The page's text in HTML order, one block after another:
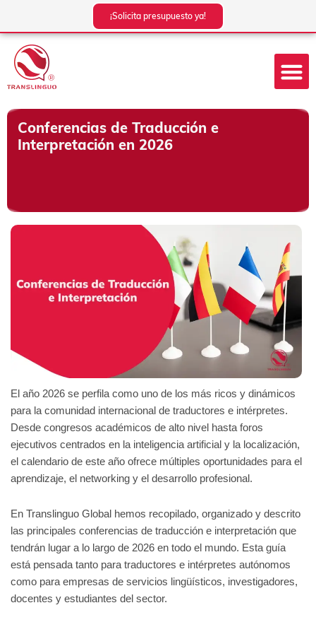
contenido
¡Solicita presupuesto ya!
Conferencias de Traducción e
Interpretación en 2026
El año 2026 se perfila como uno de los más ricos y dinámicos
para la comunidad internacional de traductores e intérpretes.
Desde congresos académicos de alto nivel hasta foros
ejecutivos centrados en la inteligencia artificial y la localización,
el calendario de este año ofrece múltiples oportunidades para el
aprendizaje, el networking y el desarrollo profesional.
En Translinguo Global hemos recopilado, organizado y descrito
las principales conferencias de traducción e interpretación que
tendrán lugar a lo largo de 2026 en todo el mundo. Esta guía
está pensada tanto para traductores e intérpretes autónomos
como para empresas de servicios lingüísticos, investigadores,
docentes y estudiantes del sector.